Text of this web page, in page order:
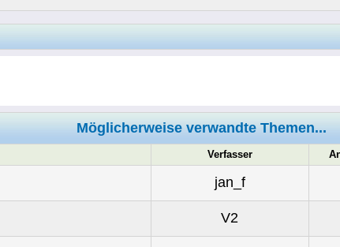
Möglicherweise verwandte Themen...
Verfasser
jan_f
V2